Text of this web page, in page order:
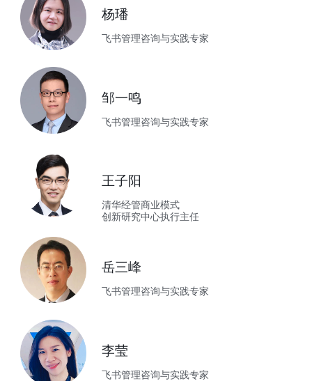
杨璠
飞书管理咨询与实践专家
邹一鸣
飞书管理咨询与实践专家
王子阳
清华经管商业模式
创新研究中心执行主任
岳三峰
飞书管理咨询与实践专家
李莹
飞书管理咨询与实践专家